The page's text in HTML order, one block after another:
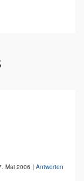
Mai 2006 | Antworten